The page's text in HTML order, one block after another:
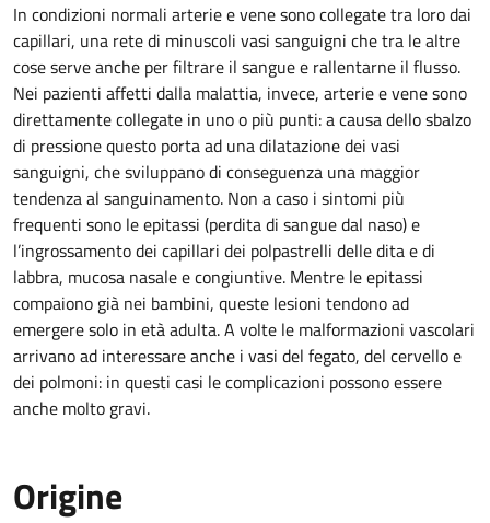
In condizioni normali arterie e vene sono collegate tra loro dai
capillari, una rete di minuscoli vasi sanguigni che tra le altre
cose serve anche per filtrare il sangue e rallentarne il flusso.
Nei pazienti affetti dalla malattia, invece, arterie e vene sono
direttamente collegate in uno o più punti: a causa dello sbalzo
di pressione questo porta ad una dilatazione dei vasi
sanguigni, che sviluppano di conseguenza una maggior
tendenza al sanguinamento. Non a caso i sintomi più
frequenti sono le epitassi (perdita di sangue dal naso) e
l’ingrossamento dei capillari dei polpastrelli delle dita e di
labbra, mucosa nasale e congiuntive. Mentre le epitassi
compaiono già nei bambini, queste lesioni tendono ad
emergere solo in età adulta. A volte le malformazioni vascolari
arrivano ad interessare anche i vasi del fegato, del cervello e
dei polmoni: in questi casi le complicazioni possono essere
anche molto gravi.
Origine